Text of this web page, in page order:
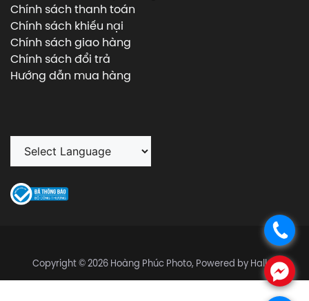
.
.
Chính sách thanh toán
Chính sách khiếu nại
Chính sách giao hàng
Chính sách đổi trả
Hướng dẫn mua hàng
Copyright © 2026 Hoàng Phúc Photo, Powered by Halley